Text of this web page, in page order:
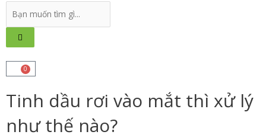
0
Tinh dầu rơi vào mắt thì xử lý
như thế nào?